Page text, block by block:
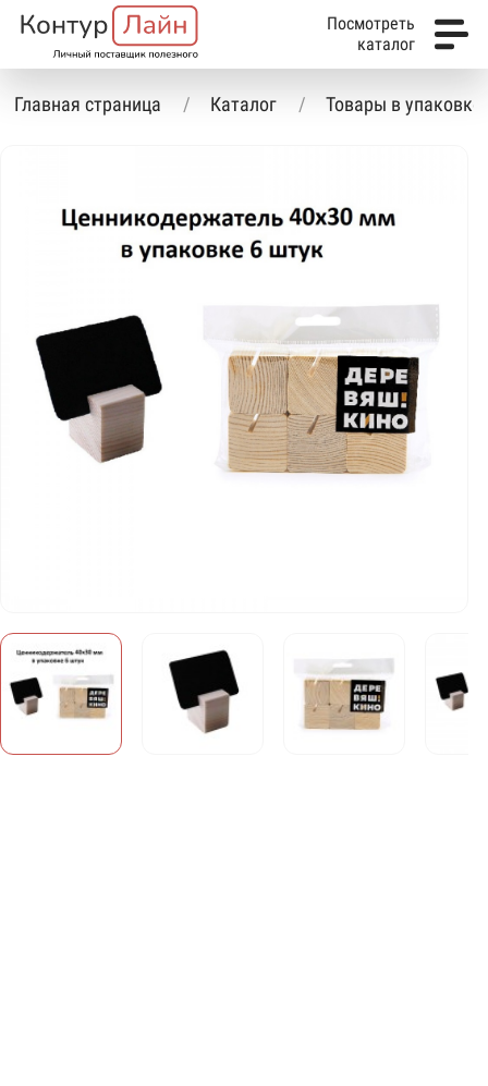
Посмотреть
каталог
Главная страница Каталог Товары в упаковке